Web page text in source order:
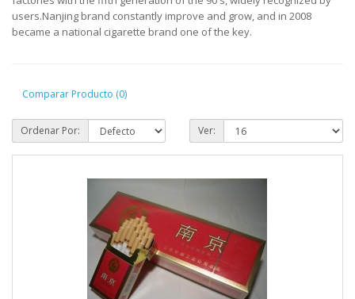
users.Nanjing brand constantly improve and grow, and in 2008
became a national cigarette brand one of the key.
Comparar Producto (0)
Ordenar Por: Ver: